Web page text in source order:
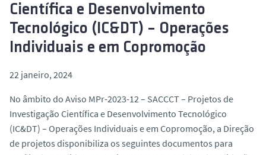
Científica e Desenvolvimento
Tecnológico (IC&DT) – Operações
Individuais e em Copromoção
22 janeiro, 2024
No âmbito do Aviso MPr-2023-12 – SACCCT – Projetos de
Investigação Científica e Desenvolvimento Tecnológico
(IC&DT) – Operações Individuais e em Copromoção, a Direção
de projetos disponibiliza os seguintes documentos para